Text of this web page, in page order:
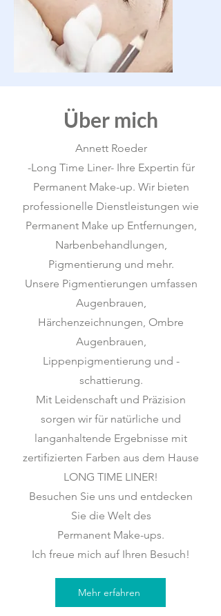
Über mich
Annett Roeder
-Long Time Liner- Ihre Expertin für
Permanent Make-up. Wir bieten
professionelle Dienstleistungen wie
Permanent Make up Entfernungen,
Narbenbehandlungen,
Pigmentierung und mehr.
Unsere Pigmentierungen umfassen
Augenbrauen,
Härchenzeichnungen, Ombre
Augenbrauen,
Lippenpigmentierung und -
schattierung.
Mit Leidenschaft und Präzision
sorgen wir für natürliche und
langanhaltende Ergebnisse mit
zertifizierten Farben aus dem Hause
LONG TIME LINER!
Besuchen Sie uns und entdecken
Sie die Welt des
Permanent Make-ups.
Ich freue mich auf Ihren Besuch!
Mehr erfahren